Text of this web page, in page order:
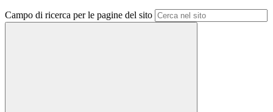
Campo di ricerca per le pagine del sito